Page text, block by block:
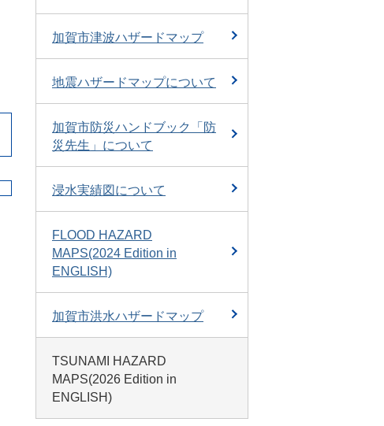
加賀市津波ハザードマップ
地震ハザードマップについて
加賀市防災ハンドブック「防
災先生」について
浸水実績図について
FLOOD HAZARD
MAPS(2024 Edition in
ENGLISH)
加賀市洪水ハザードマップ
TSUNAMI HAZARD
MAPS(2026 Edition in
ENGLISH)